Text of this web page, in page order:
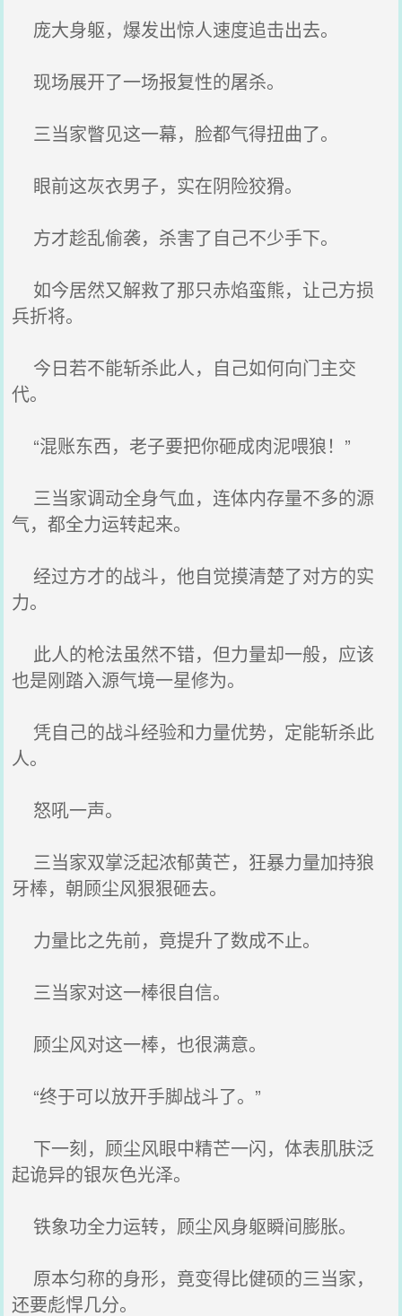
庞大身躯，爆发出惊人速度追击出去。
现场展开了一场报复性的屠杀。
三当家瞥见这一幕，脸都气得扭曲了。
眼前这灰衣男子，实在阴险狡猾。
方才趁乱偷袭，杀害了自己不少手下。
如今居然又解救了那只赤焰蛮熊，让己方损
兵折将。
今日若不能斩杀此人，自己如何向门主交
代。
“混账东西，老子要把你砸成肉泥喂狼！”
三当家调动全身气血，连体内存量不多的源
气，都全力运转起来。
经过方才的战斗，他自觉摸清楚了对方的实
力。
此人的枪法虽然不错，但力量却一般，应该
也是刚踏入源气境一星修为。
凭自己的战斗经验和力量优势，定能斩杀此
人。
怒吼一声。
三当家双掌泛起浓郁黄芒，狂暴力量加持狼
牙棒，朝顾尘风狠狠砸去。
力量比之先前，竟提升了数成不止。
三当家对这一棒很自信。
顾尘风对这一棒，也很满意。
“终于可以放开手脚战斗了。”
下一刻，顾尘风眼中精芒一闪，体表肌肤泛
起诡异的银灰色光泽。
铁象功全力运转，顾尘风身躯瞬间膨胀。
原本匀称的身形，竟变得比健硕的三当家，
还要彪悍几分。